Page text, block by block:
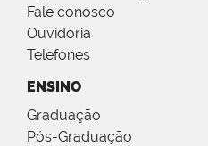
Fale conosco
Ouvidoria
Telefones
ENSINO
Graduação
Pós-Graduação